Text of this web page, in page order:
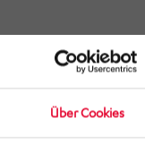
Über Cookies
Vehicle